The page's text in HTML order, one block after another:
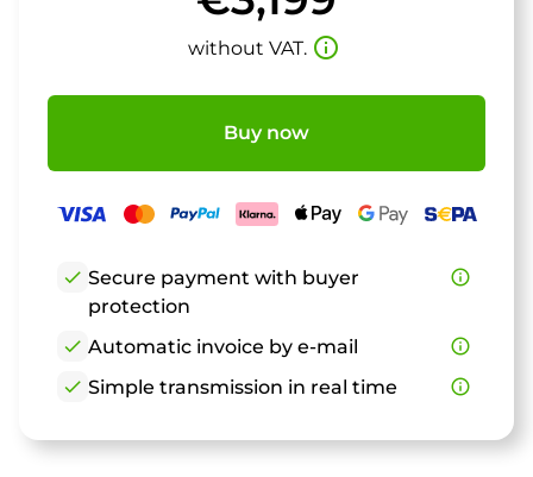
without VAT. info_outline
Buy now
check Secure payment with buyer
protection
info_outline
check Automatic invoice by e-mail
info_outline
check Simple transmission in real time info_outline